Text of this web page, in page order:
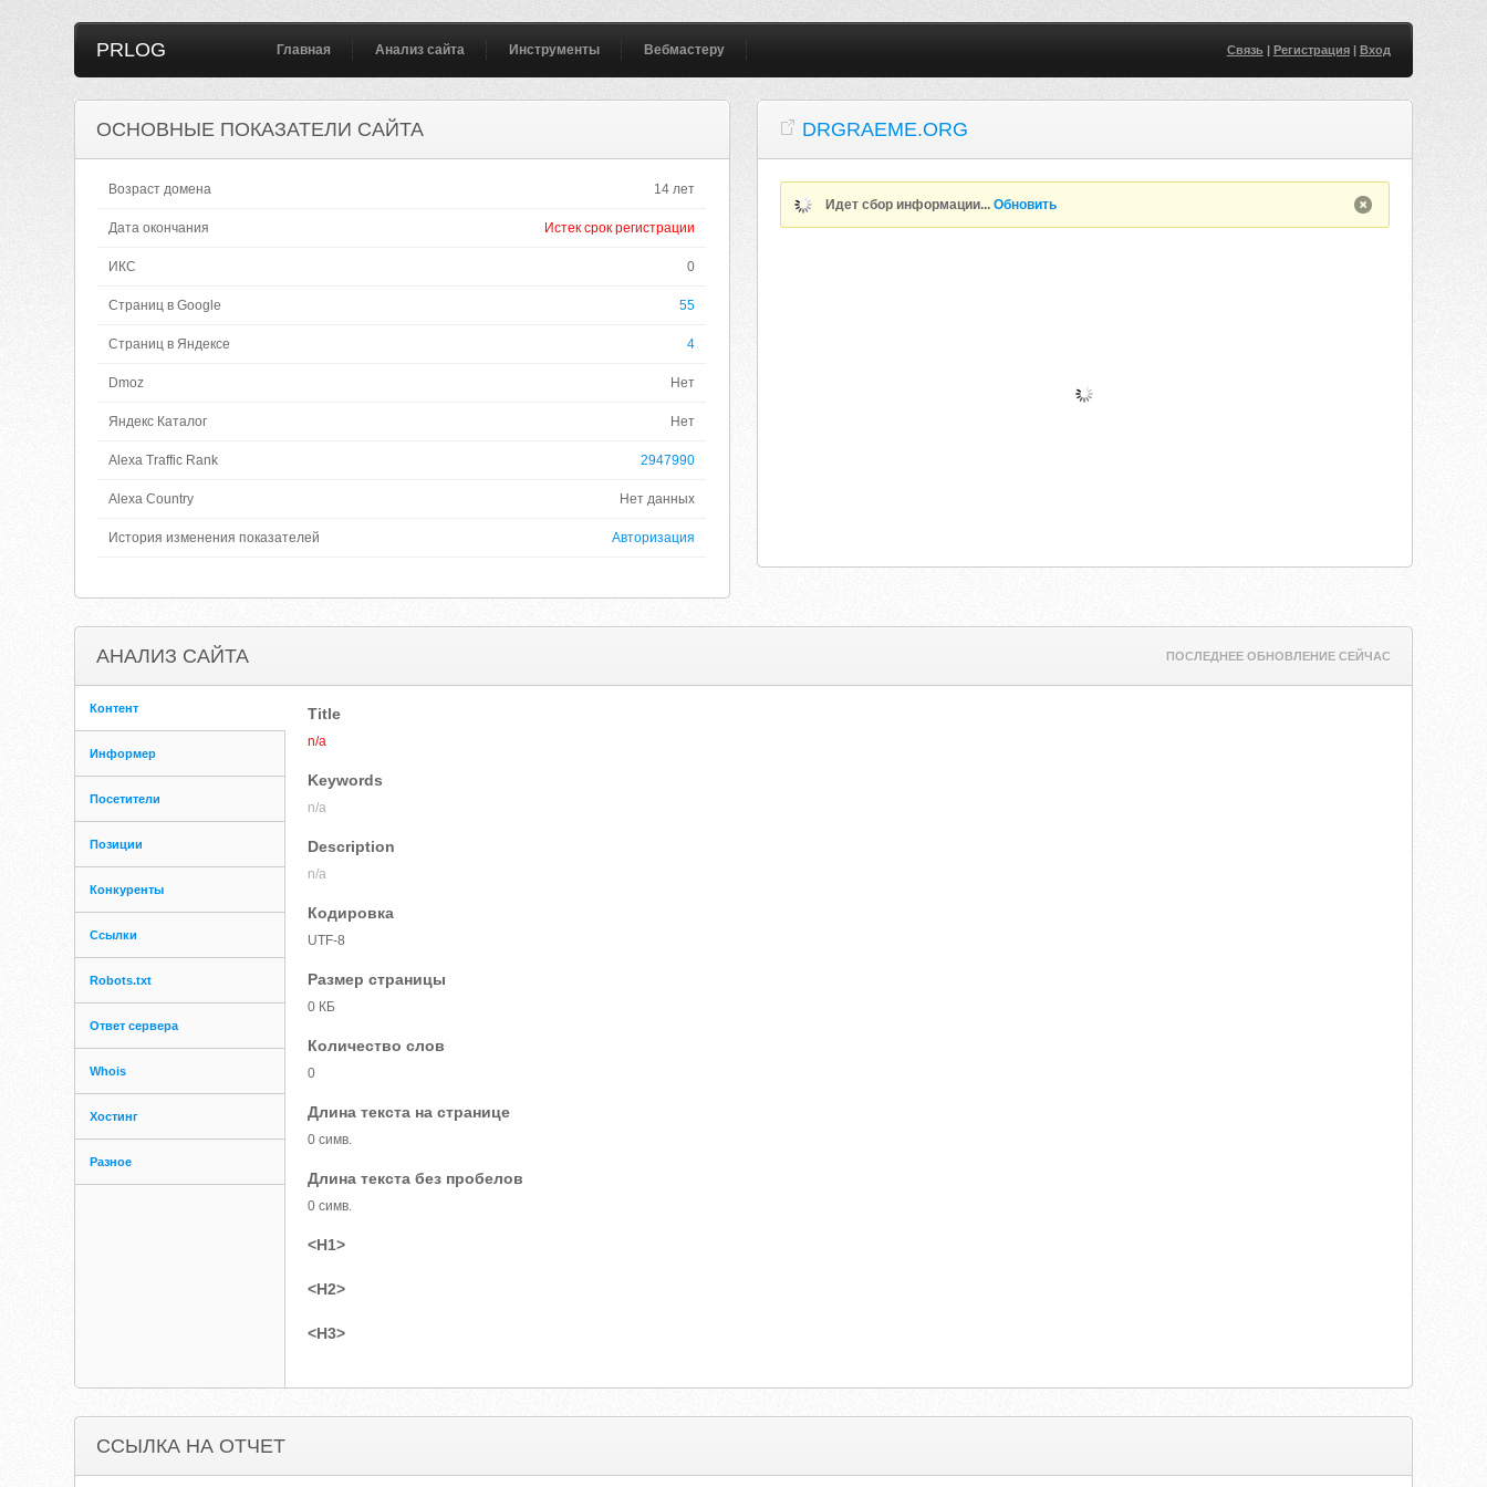
PRLOG Главная Анализ сайта Инструменты Вебмастеру Связь| Регистрация| Вход
ОСНОВНЫЕ ПОКАЗАТЕЛИ САЙТА
Возраст домена 14 лет
Дата окончания Истек срок регистрации
ИКС 0
Страниц в Google 55
Страниц в Яндексе 4
Dmoz Нет
Яндекс Каталог Нет
Alexa Traffic Rank 2947990
Alexa Country Нет данных
История изменения показателей Авторизация
DRGRAEME.ORG
Идет сбор информации...Обновить
АНАЛИЗ САЙТА ПОСЛЕДНЕЕ ОБНОВЛЕНИЕ СЕЙЧАС
Контент
Информер
Посетители
Позиции
Конкуренты
Ссылки
Robots.txt
Ответ сервера
Whois
Хостинг
Разное
Title
n/a
Keywords
n/a
Description
n/a
Кодировка
UTF-8
Размер страницы
0 КБ
Количество слов
0
Длина текста на странице
0 симв.
Длина текста без пробелов
0 симв.
<H1>
<H2>
<H3>
ССЫЛКА НА ОТЧЕТ